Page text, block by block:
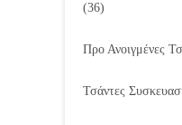
(36)
Προ Ανοιγμένες
Τσάντες